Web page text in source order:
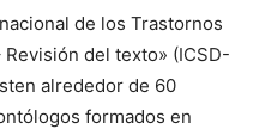
de los Trastornos
del texto» (ICSD-
alrededor de 60
formados en